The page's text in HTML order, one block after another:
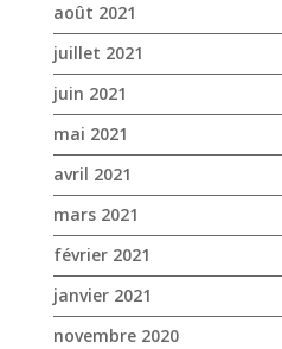
août 2021
juillet 2021
juin 2021
mai 2021
avril 2021
mars 2021
février 2021
janvier 2021
novembre 2020